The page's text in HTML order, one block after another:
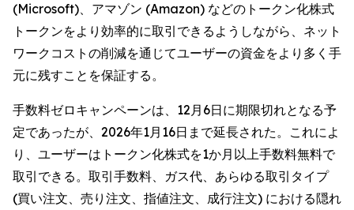
(Microsoft)、アマゾン (Amazon) などのトークン化株式
トークンをより効率的に取引できるようしながら、ネット
ワークコストの削減を通じてユーザーの資金をより多く手
元に残すことを保証する。
手数料ゼロキャンペーンは、12月6日に期限切れとなる予
定であったが、2026年1月16日まで延長された。これによ
り、ユーザーはトークン化株式を1か月以上手数料無料で
取引できる。取引手数料、ガス代、あらゆる取引タイプ
(買い注文、売り注文、指値注文、成行注文) における隠れ